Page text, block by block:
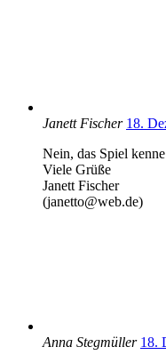
Janett Fischer 18.
Nein, das Spiel
Viele Grüße
Janett Fischer
(janetto@web.de)
Anna Stegmüller 18.